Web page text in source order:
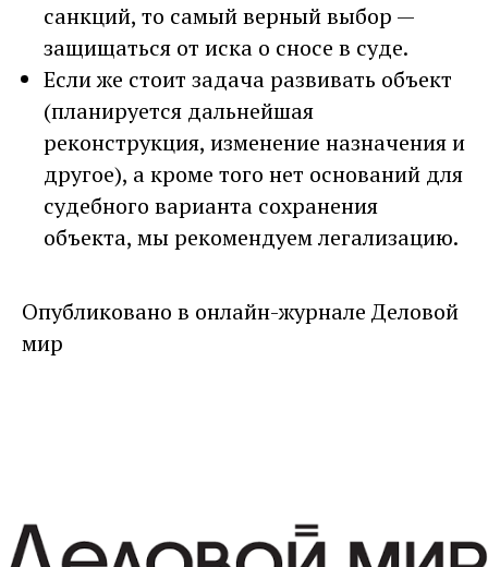
санкций, то самый верный выбор —
защищаться от иска о сносе в суде.
Если же стоит задача развивать объект
(планируется дальнейшая
реконструкция, изменение назначения и
другое), а кроме того нет оснований для
судебного варианта сохранения
объекта, мы рекомендуем легализацию.
Опубликовано в онлайн-журнале Деловой
мир